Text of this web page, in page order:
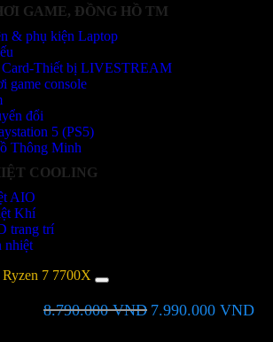
GAME, ĐỒNG HỒ TM
& phụ kiện Laptop
Card-Thiết bị LIVESTREAM
game console
đổi
5 (PS5)
Thông Minh
COOLING
AIO
Khí
trang trí
nhiệt
7 7700X
8.790.000VND Giá
7.990.000 VNDGiá